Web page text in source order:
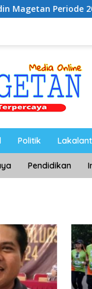
2026–2028, Siap
Politik
Pendidikan